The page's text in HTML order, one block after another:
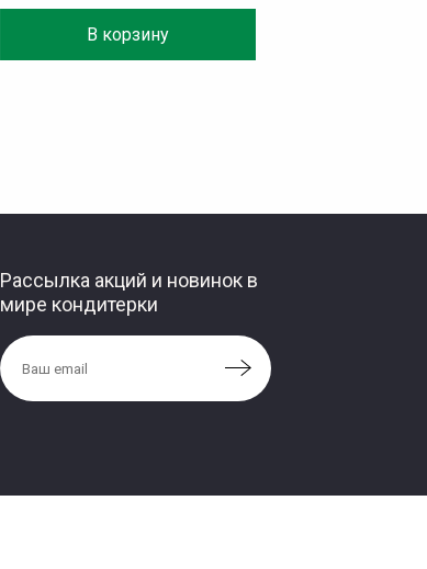
В корзину
Рассылка акций и новинок в
мире кондитерки